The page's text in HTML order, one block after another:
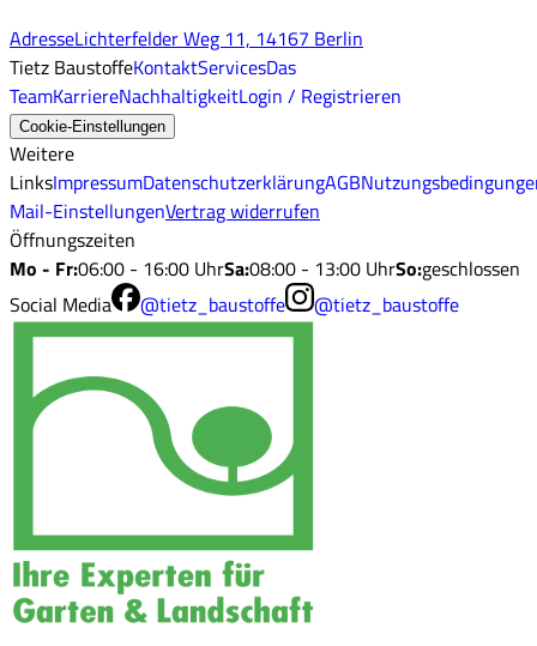
AdresseLichterfelder Weg 11, 14167 Berlin
Tietz BaustoffeKontaktServicesDas
TeamKarriereNachhaltigkeitLogin / Registrieren
Cookie-Einstellungen
Weitere
LinksImpressumDatenschutzerklärungAGB
Mail-EinstellungenVertrag widerrufen
Öffnungszeiten
Mo - Fr:06:00 - 16:00 UhrSa:08:00 - 13:00 UhrSo:geschlossen
Social Media
@tietz_baustoffe @tietz_baustoffe